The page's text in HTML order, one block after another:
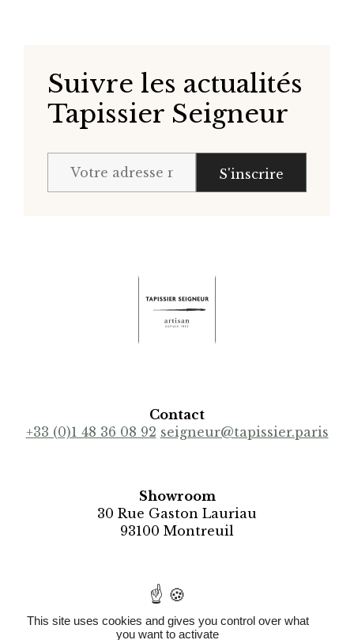
Suivre les actualités
Tapissier Seigneur
Contact
+33 (0)1 48 36 08 92 seigneur@tapissier.paris
Showroom
30 Rue Gaston Lauriau
93100 Montreuil
Recrutement
This site uses cookies and gives you control over what
you want to activate